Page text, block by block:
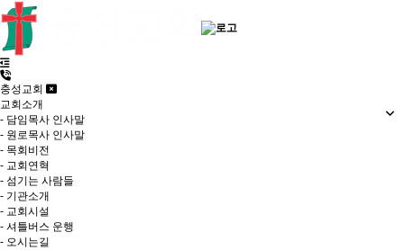
충성교회
교회소개
- 담임목사 인사말
- 원로목사 인사말
- 목회비전
- 교회연혁
- 섬기는 사람들
- 기관소개
- 교회시설
- 셔틀버스 운행
- 오시는길